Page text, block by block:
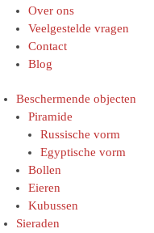
Over ons
Veelgestelde vragen
Contact
Blog
Beschermende objecten
Piramide
Russische vorm
Egyptische vorm
Bollen
Eieren
Kubussen
Sieraden